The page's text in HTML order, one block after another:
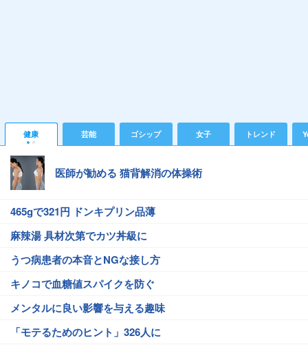
健康 芸能 ゴシップ 女子 トレンド
医師が勧める 猫背解消の体操術
465gで321円 ドンキプリン品薄
麻辣湯 具材次第でカツ丼級に
うつ病患者の本音とNGな接し方
キノコで血糖値スパイクを防ぐ
メンタルに良い影響を与える趣味
「モテるためのヒント」326人に